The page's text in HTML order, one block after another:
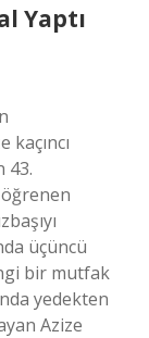
Yaptı
kaçıncı
43.
üçüncü
bir mutfak
yedekten
Azize